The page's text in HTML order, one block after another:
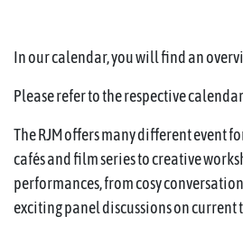
In our calendar, you will find an
Please refer to the respective
The RJM offers many different event
cafés and film series to creative
performances, from cosy
exciting panel discussions on current